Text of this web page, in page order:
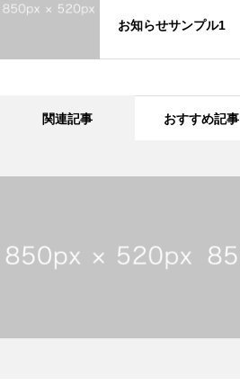
お知らせサンプル1
関連記事 おすすめ記事